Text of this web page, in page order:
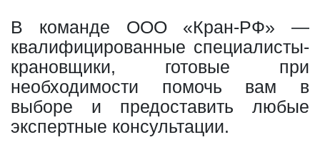
В команде ООО «Кран-РФ» —
квалифицированные специалисты-
крановщики, готовые при
необходимости помочь вам в
выборе и предоставить любые
экспертные консультации.